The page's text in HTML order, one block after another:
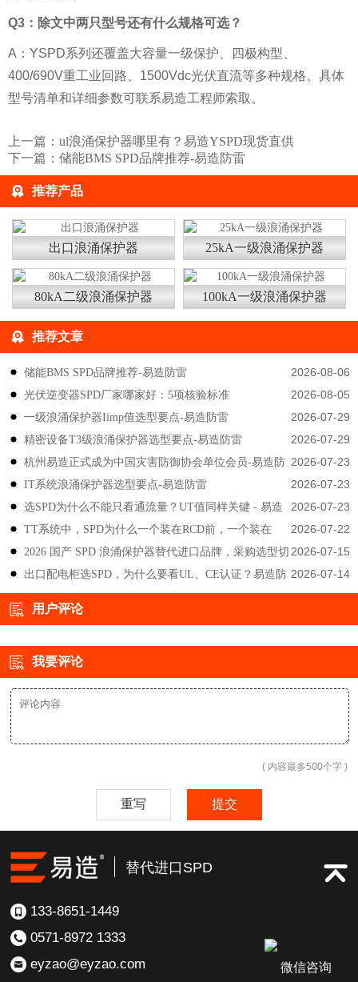
Q3：除文中两只型号还有什么规格可选？
A：YSPD系列还覆盖大容量一级保护、四极构型、
400/690V重工业回路、1500Vdc光伏直流等多种规格。具体
型号清单和详细参数可联系易造工程师索取。
上一篇： ul浪涌保护器哪里有？易造YSPD现货直供
下一篇： 储能BMS SPD品牌推荐-易造防雷
推荐产品
出口浪涌保护器 25kA一级浪涌保护器
80kA二级浪涌保护器 100kA一级浪涌保护器
推荐文章
2026-08-06
储能BMS SPD品牌推荐-易造防雷
2026-08-05
光伏逆变器SPD厂家哪家好：5项核验标准
2026-07-29
一级浪涌保护器Iimp值选型要点-易造防雷
2026-07-29
精密设备T3级浪涌保护器选型要点-易造防雷
2026-07-23
杭州易造正式成为中国灾害防御协会单位会员-易造防
雷
2026-07-23
IT系统浪涌保护器选型要点-易造防雷
2026-07-23
选SPD为什么不能只看通流量？UT值同样关键 - 易造
防雷
2026-07-22
TT系统中，SPD为什么一个装在RCD前，一个装在
后？-易造防雷
2026-07-15
2026 国产 SPD 浪涌保护器替代进口品牌，采购选型切
勿只对比价格-易造防雷
2026-07-14
出口配电柜选SPD，为什么要看UL、CE认证？易造防
雷技术解答
用户评论
我要评论
( 内容最多500个字 )
重写 提交
替代进口SPD
133-8651-1449
0571-8972 1333
eyzao@eyzao.com
微信咨询